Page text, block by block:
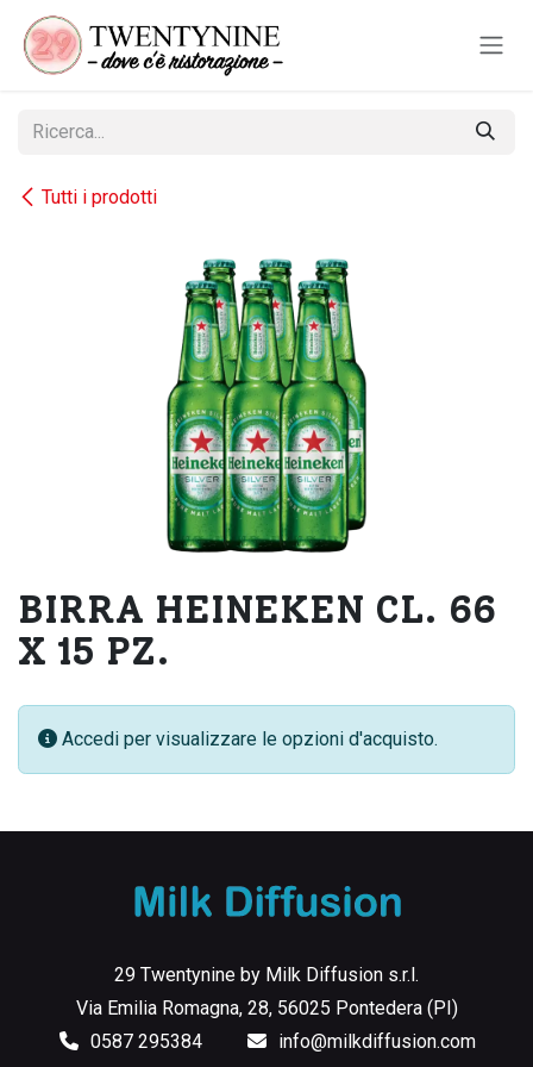
Passa al contenuto
Tutti i prodotti
BIRRA HEINEKEN CL. 66
X 15 PZ.
Accedi per visualizzare le opzioni d'acquisto.
29 Twentynine by Milk Diffusion s.r.l.
Via Emilia Romagna, 28, 56025 Pontedera (PI)
0587 295384
info@milkdiffusion.com